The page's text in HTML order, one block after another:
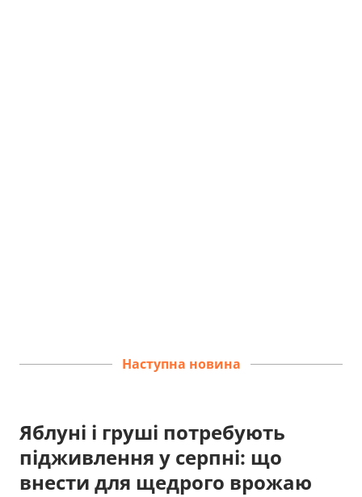
Наступна новина
Яблуні і груші потребують
підживлення у серпні: що
внести для щедрого врожаю